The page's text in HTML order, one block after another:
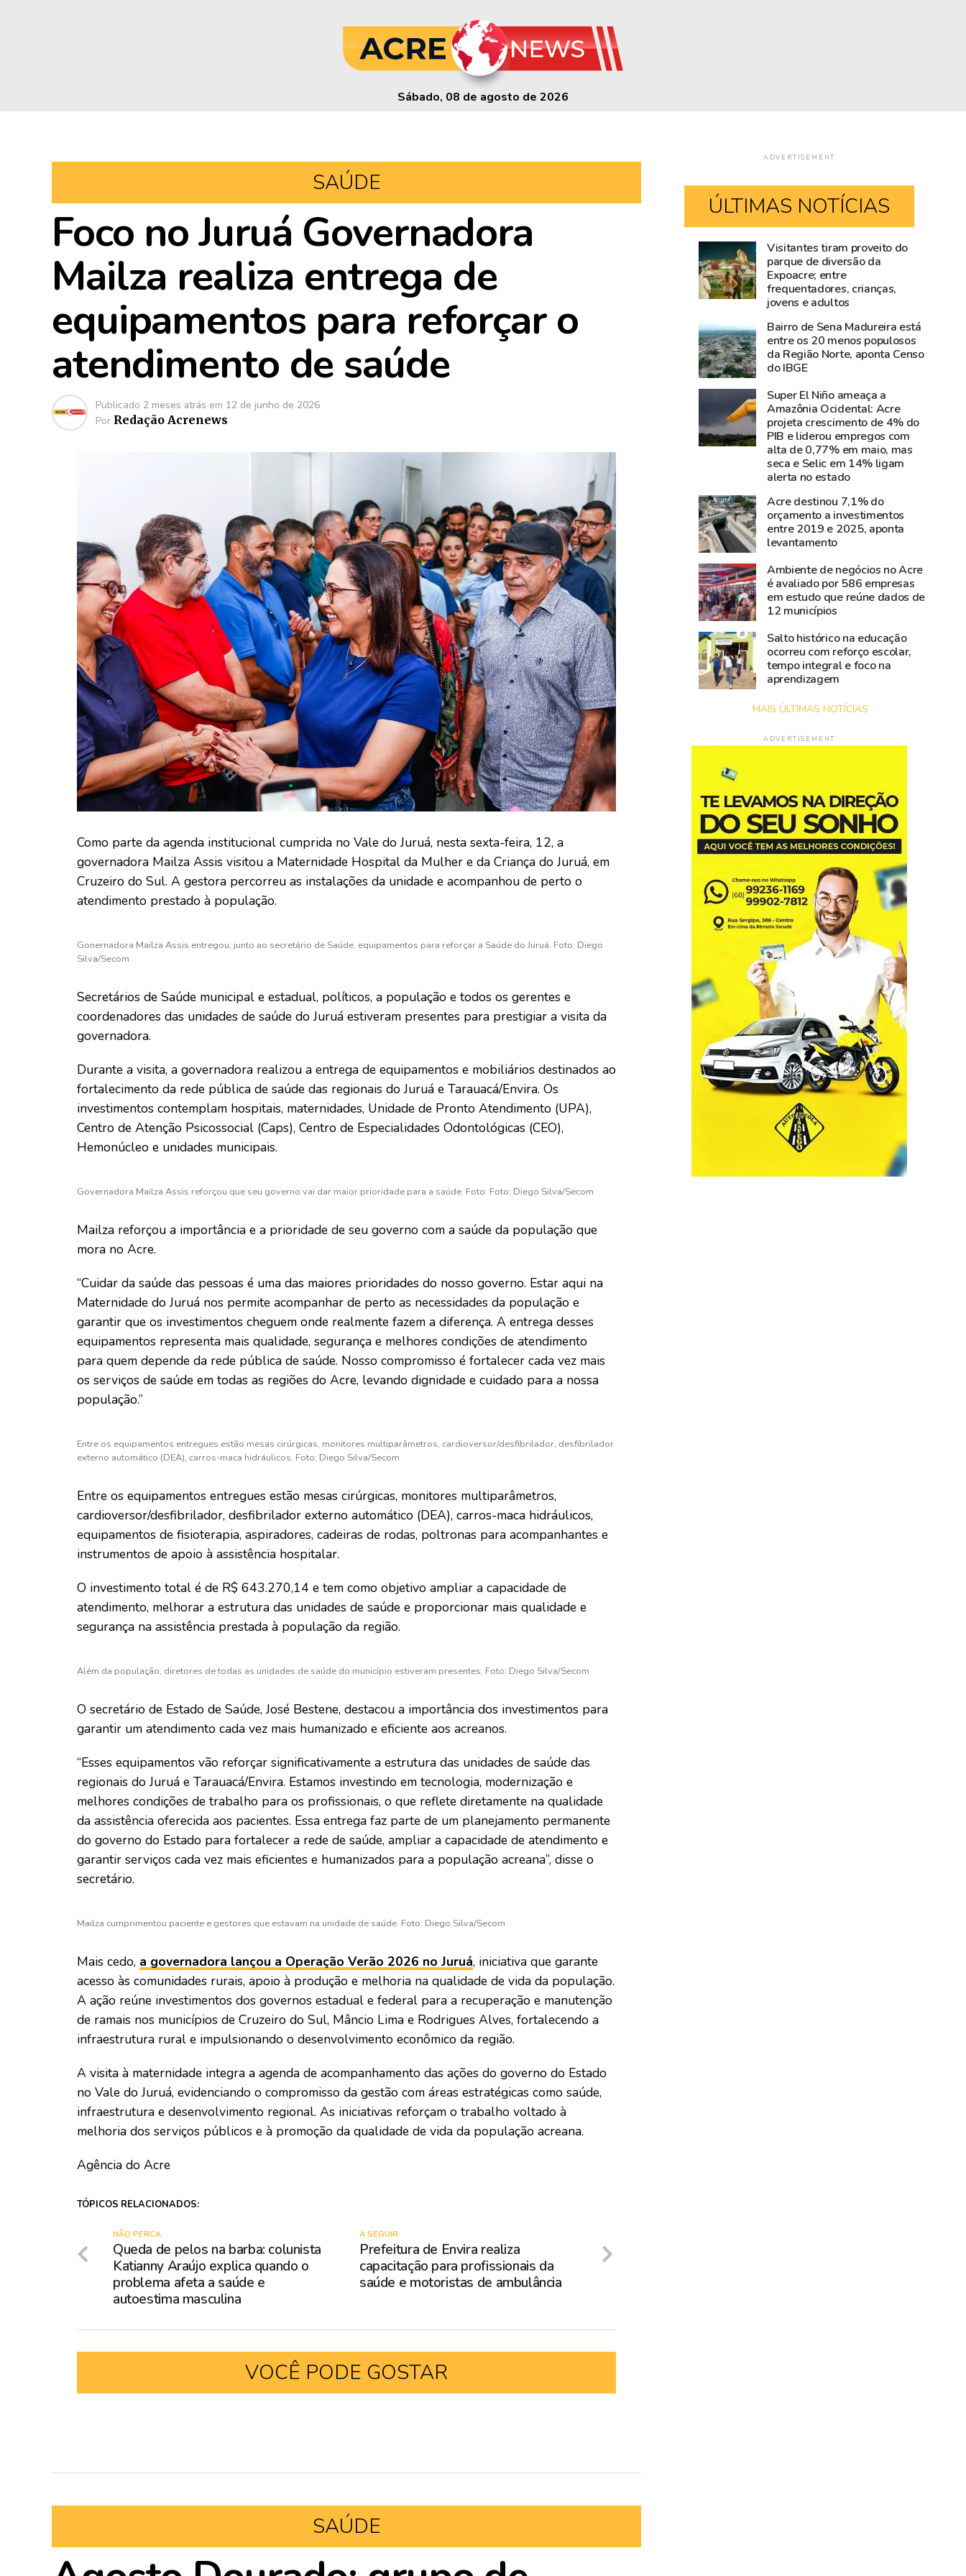
Sábado, 08 de agosto de 2026
SAÚDE
Foco no Juruá Governadora
Mailza realiza entrega de
equipamentos para reforçar o
atendimento de saúde
Publicado 2 meses atrás em 12 de junho de 2026
Por Redação Acrenews
Como parte da agenda institucional cumprida no Vale do Juruá, nesta sexta-feira, 12, a
governadora Mailza Assis visitou a Maternidade Hospital da Mulher e da Criança do Juruá, em
Cruzeiro do Sul. A gestora percorreu as instalações da unidade e acompanhou de perto o
atendimento prestado à população.
Gonernadora Mailza Assis entregou, junto ao secretário de Saúde, equipamentos para reforçar a Saúde do Juruá. Foto: Diego
Silva/Secom
Secretários de Saúde municipal e estadual, políticos, a população e todos os gerentes e
coordenadores das unidades de saúde do Juruá estiveram presentes para prestigiar a visita da
governadora.
Durante a visita, a governadora realizou a entrega de equipamentos e mobiliários destinados ao
fortalecimento da rede pública de saúde das regionais do Juruá e Tarauacá/Envira. Os
investimentos contemplam hospitais, maternidades, Unidade de Pronto Atendimento (UPA),
Centro de Atenção Psicossocial (Caps), Centro de Especialidades Odontológicas (CEO),
Hemonúcleo e unidades municipais.
Governadora Mailza Assis reforçou que seu governo vai dar maior prioridade para a saúde. Foto: Foto: Diego Silva/Secom
Mailza reforçou a importância e a prioridade de seu governo com a saúde da população que
mora no Acre.
“Cuidar da saúde das pessoas é uma das maiores prioridades do nosso governo. Estar aqui na
Maternidade do Juruá nos permite acompanhar de perto as necessidades da população e
garantir que os investimentos cheguem onde realmente fazem a diferença. A entrega desses
equipamentos representa mais qualidade, segurança e melhores condições de atendimento
para quem depende da rede pública de saúde. Nosso compromisso é fortalecer cada vez mais
os serviços de saúde em todas as regiões do Acre, levando dignidade e cuidado para a nossa
população.”
Entre os equipamentos entregues estão mesas cirúrgicas, monitores multiparâmetros, cardioversor/desfibrilador, desfibrilador
externo automático (DEA), carros-maca hidráulicos. Foto: Diego Silva/Secom
Entre os equipamentos entregues estão mesas cirúrgicas, monitores multiparâmetros,
cardioversor/desfibrilador, desfibrilador externo automático (DEA), carros-maca hidráulicos,
equipamentos de fisioterapia, aspiradores, cadeiras de rodas, poltronas para acompanhantes e
instrumentos de apoio à assistência hospitalar.
O investimento total é de R$ 643.270,14 e tem como objetivo ampliar a capacidade de
atendimento, melhorar a estrutura das unidades de saúde e proporcionar mais qualidade e
segurança na assistência prestada à população da região.
Além da população, diretores de todas as unidades de saúde do município estiveram presentes. Foto: Diego Silva/Secom
O secretário de Estado de Saúde, José Bestene, destacou a importância dos investimentos para
garantir um atendimento cada vez mais humanizado e eficiente aos acreanos.
“Esses equipamentos vão reforçar significativamente a estrutura das unidades de saúde das
regionais do Juruá e Tarauacá/Envira. Estamos investindo em tecnologia, modernização e
melhores condições de trabalho para os profissionais, o que reflete diretamente na qualidade
da assistência oferecida aos pacientes. Essa entrega faz parte de um planejamento permanente
do governo do Estado para fortalecer a rede de saúde, ampliar a capacidade de atendimento e
garantir serviços cada vez mais eficientes e humanizados para a população acreana”, disse o
secretário.
Mailza cumprimentou paciente e gestores que estavam na unidade de saúde. Foto: Diego Silva/Secom
Mais cedo, a governadora lançou a Operação Verão 2026 no Juruá, iniciativa que garante
acesso às comunidades rurais, apoio à produção e melhoria na qualidade de vida da população.
A ação reúne investimentos dos governos estadual e federal para a recuperação e manutenção
de ramais nos municípios de Cruzeiro do Sul, Mâncio Lima e Rodrigues Alves, fortalecendo a
infraestrutura rural e impulsionando o desenvolvimento econômico da região.
A visita à maternidade integra a agenda de acompanhamento das ações do governo do Estado
no Vale do Juruá, evidenciando o compromisso da gestão com áreas estratégicas como saúde,
infraestrutura e desenvolvimento regional. As iniciativas reforçam o trabalho voltado à
melhoria dos serviços públicos e à promoção da qualidade de vida da população acreana.
Agência do Acre
TÓPICOS RELACIONADOS:
A SEGUIR
Prefeitura de Envira realiza
capacitação para profissionais da
saúde e motoristas de ambulância
NÃO PERCA
Queda de pelos na barba: colunista
Katianny Araújo explica quando o
problema afeta a saúde e
autoestima masculina
VOCÊ PODE GOSTAR
SAÚDE
ADVERTISEMENT
ÚLTIMAS NOTÍCIAS
Mailza
tieta
Ana
diz
que
show
cantora
foi
um
sucesso
da
Expoacre
2026
Blog
do
Accioly:
perde
Carlos
Pinto,
criador
Shampoo
Esperança
empreendedorismo
amazônico
Visitantes tiram proveito do
parque de diversão da
Expoacre; entre
frequentadores, crianças,
jovens e adultos
Bairro de Sena Madureira está
entre os 20 menos populosos
da Região Norte, aponta Censo
do IBGE
Super El Niño ameaça a
Amazônia Ocidental: Acre
projeta crescimento de 4% do
PIB e liderou empregos com
alta de 0,77% em maio, mas
seca e Selic em 14% ligam
alerta no estado
Acre destinou 7,1% do
orçamento a investimentos
entre 2019 e 2025, aponta
levantamento
Ambiente de negócios no Acre
é avaliado por 586 empresas
em estudo que reúne dados de
12 municípios
Salto histórico na educação
ocorreu com reforço escolar,
tempo integral e foco na
aprendizagem
MAIS ÚLTIMAS NOTÍCIAS
ADVERTISEMENT